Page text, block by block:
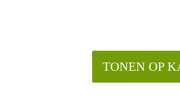
TONEN OP